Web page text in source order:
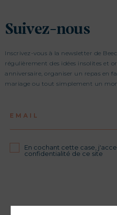
Suivez-nous
Inscrivez-vous à la newsletter de
régulièrement des idées insolites et
anniversaire, organiser un repas en
mariage ou tout simplement un
EMAIL
En cochant cette case,
confidentialité de ce site